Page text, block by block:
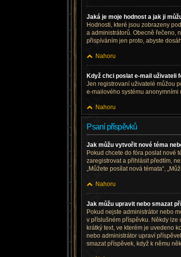
Jaká je moje hodnost a jak ji
Hodnosti, které jsou zobrazeny
a administrátorů. Obecně řečeno,
přispíváním jen proto, abyste
Nahoru
Když chci poslat e-mail uživateli
Jen registrovaní uživatelé můžou
e-mailového systému anonymními
Nahoru
Psaní příspěvků
Jak můžu vytvořit nové téma
Pokud chcete do fóra poslat nové
zaregistrovat a přihlásit předtím,
„Můžete posílat nová témata“,
Nahoru
Jak můžu upravit nebo smazat
Pokud nejste administrátor nebo
v příslušném příspěvku. Někdy
krátký text, ve kterém je uvedeno
nebo administrátor upraví
smazat příspěvek, když k němu